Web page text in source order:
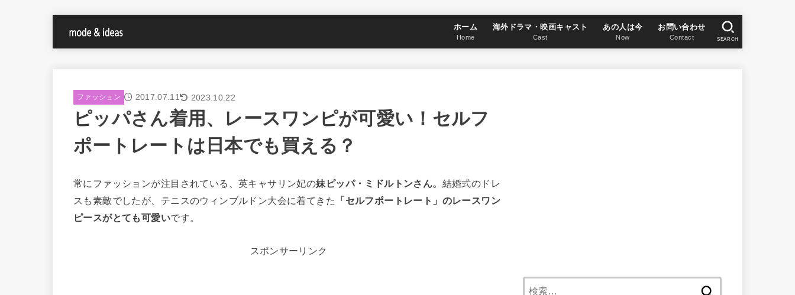
ホーム
Home
海外ドラマ・映画キャスト
Cast
あの人は今
Now
お問い合わせ
Contact SEARCH
ファッション 2017.07.11 2023.10.22
ピッパさん着用、レースワンピが可愛い！セルフ
ポートレートは日本でも買える？
常にファッションが注目されている、英キャサリン妃の妹ピッパ・ミドルトンさん。 結婚式のドレ
スも素敵でしたが、テニスのウィンブルドン大会に着てきた
「セルフポートレート」のレースワン
ピースがとても可愛いです。
スポンサーリンク